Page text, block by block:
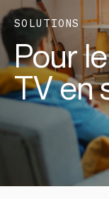
SOLUTIONS
Pour
TV en